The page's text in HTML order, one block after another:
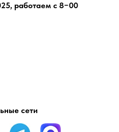
работаем с 8−00
сети